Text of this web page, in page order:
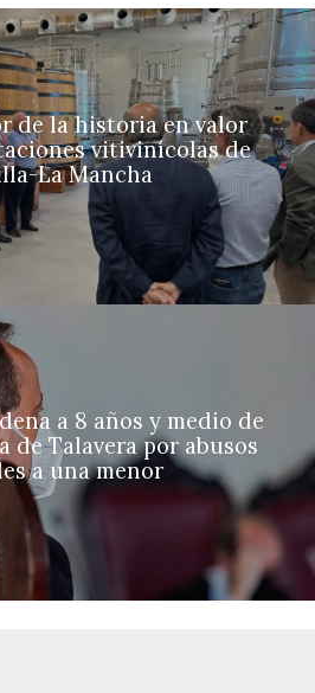
de la historia en valor
vitivinícolas de
La Mancha
a 8 años y medio de
de Talavera por abusos
a una menor